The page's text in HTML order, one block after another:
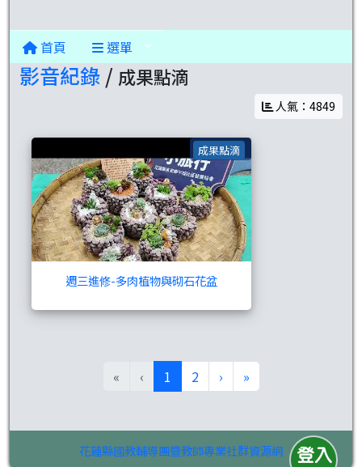
首頁 選單
影音紀錄 / 成果點滴
人氣：4849
成果點滴 週三進修-多肉植
週三進修-多肉植物與砌石花盆
« ‹ 1 (目前頁次)
2 ›下一頁
»最後頁
花蓮縣國教輔導團暨教師專業社群資源網